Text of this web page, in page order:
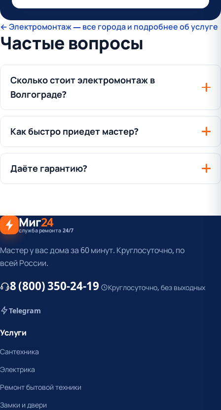
← Электромонтаж — все города и подробнее об услуге
Частые вопросы
Сколько стоит электромонтаж в
Волгограде?
Как быстро приедет мастер?
Даёте гарантию?
Миг24
служба ремонта 24/7
Мастер у вас дома за 60 минут. Круглосуточно, по
всей России.
8 (800) 350-24-19 Круглосуточно, без выходных
Telegram
Услуги
Сантехника
Электрика
Ремонт бытовой техники
Замки и двери